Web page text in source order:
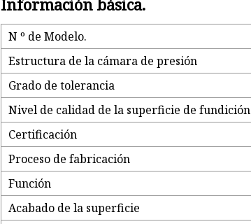
Información básica.
N º de Modelo.
Estructura de la cámara de presión
Grado de tolerancia
Nivel de calidad de la superficie de fundición
Certificación
Proceso de fabricación
Función
Acabado de la superficie